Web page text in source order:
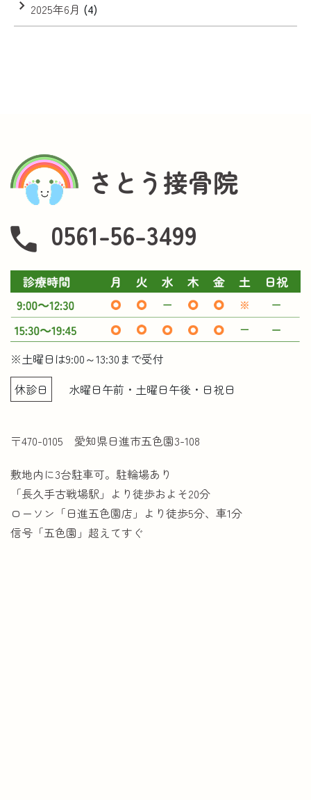
2025年6月 (4)
さとう接骨院
0561-56-3499
※土曜日は9:00～13:30まで受付
休診日
水曜日午前・土曜日午後・日祝日
〒470-0105 愛知県日進市五色園3-108
敷地内に3台駐車可。駐輪場あり
「長久手古戦場駅」より徒歩およそ20分
ローソン「日進五色園店」より徒歩5分、車1分
信号「五色園」超えてすぐ